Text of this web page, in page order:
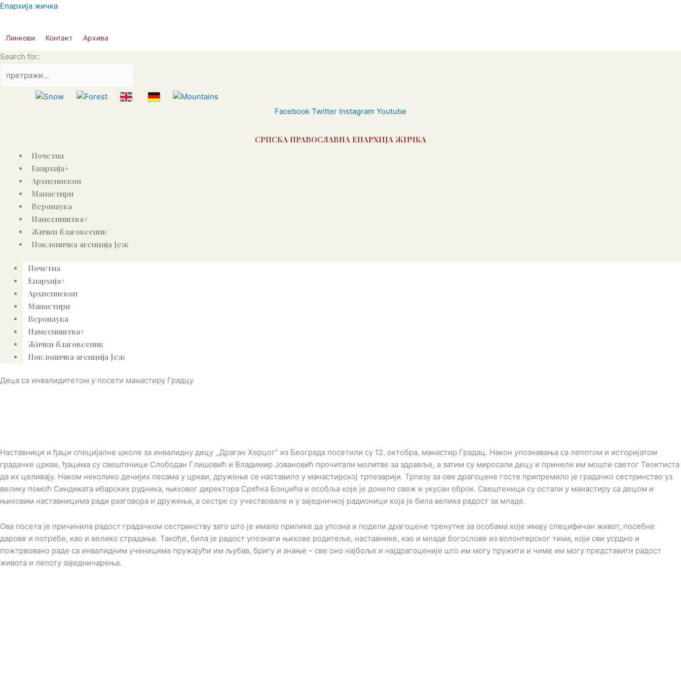
Skip
Епархија жичка
Линкови Контакт Архива
Search for:
Facebook Twitter Instagram Youtube
СРПСКА ПРАВОСЛАВНА ЕПАРХИЈА ЖИЧКА
Почетна
Епархија+
Архиепископ
Манастири
Веронаука
Намесништва+
Жички благовесник
Поклоничка агенција Јеж
Почетна
Епархија+
Архиепископ
Манастири
Веронаука
Намесништва+
Жички благовесник
Поклоничка агенција Јеж
Деца са инвалидитетом у посети манастиру Градцу
Наставници и ђаци специјалне школе за инвалидну децу ,,Драган Херцог” из Београда посетили су 12. oктобра, манастир Градац. Након упознавања са лепотом и историјатом
градачке цркве, ђацима су свештеници Слободан Глишовић и Владимир Јовановић прочитали молитве за здравље, а затим су миросали децу и принели им мошти светог Теоктиста
да их целивају. Наком неколико дечијих песама у цркви, дружење се наставило у манастирској трпезарији. Трпезу за ове драгоцене госте припремило је градачко сестринство уз
велику помоћ Синдиката ибарских рудника, њиховог директора Срећка Бонџића и особља које је донело свеж и укусан оброк. Свештеници су остали у манастиру са децом и
њиховим наставницима ради разговора и дружења, а сестре су учествовале и у заједничкој радионици која је била велика радост за младе.
Ова посета је причинила радост градачком сестринству зато што је имало прилике да упозна и подели драгоцене тренутке за особама које имају специфичан живот, посебне
дарове и потребе, као и велико страдање. Такође, била је радост упознати њихове родитеље, наставнике, као и младе богослове из волонтерског тима, који сви усрдно и
пожтрвовано раде са инвалидним ученицима пружајући им љубав, бригу и знање – све оно најбоље и најдрагоценије што им могу пружити и чиме им могу представити радост
живота и лепоту заједничарења.